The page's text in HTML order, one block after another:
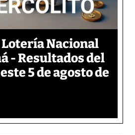
Lotería Nacional
- Resultados del
5 de agosto de